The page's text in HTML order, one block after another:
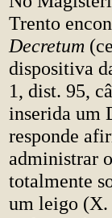
Trento
Decretum
dispositiva
1, dist. 95,
inserida um
responde
administrar
totalmente
um leigo (X.